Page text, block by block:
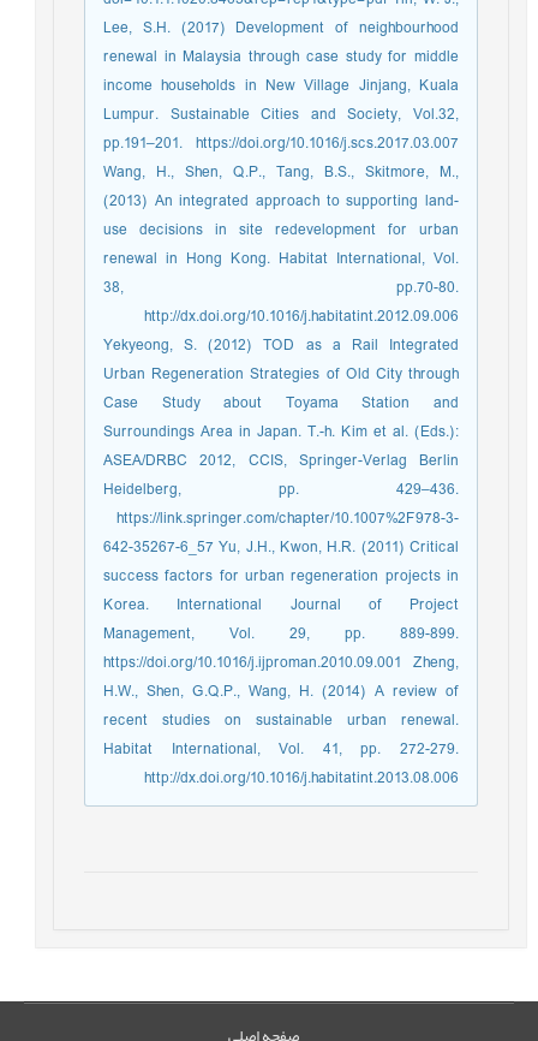
Lee, S.H. (2017) Development of neighbourhood
renewal in Malaysia through case study for middle
income households in New Village Jinjang, Kuala
Lumpur. Sustainable Cities and Society, Vol.32,
pp.191–201. https://doi.org/10.1016/j.scs.2017.03.007
Wang, H., Shen, Q.P., Tang, B.S., Skitmore, M.,
(2013) An integrated approach to supporting land-
use decisions in site redevelopment for urban
renewal in Hong Kong. Habitat International, Vol.
38, pp.70-80.
http://dx.doi.org/10.1016/j.habitatint.2012.09.006
Yekyeong, S. (2012) TOD as a Rail Integrated
Urban Regeneration Strategies of Old City through
Case Study about Toyama Station and
Surroundings Area in Japan. T.-h. Kim et al. (Eds.):
ASEA/DRBC 2012, CCIS, Springer-Verlag Berlin
Heidelberg, pp. 429–436.
https://link.springer.com/chapter/10.1007%2F978-3-
642-35267-6_57 Yu, J.H., Kwon, H.R. (2011) Critical
success factors for urban regeneration projects in
Korea. International Journal of Project
Management, Vol. 29, pp. 889-899.
https://doi.org/10.1016/j.ijproman.2010.09.001 Zheng,
H.W., Shen, G.Q.P., Wang, H. (2014) A review of
recent studies on sustainable urban renewal.
Habitat International, Vol. 41, pp. 272-279.
http://dx.doi.org/10.1016/j.habitatint.2013.08.006